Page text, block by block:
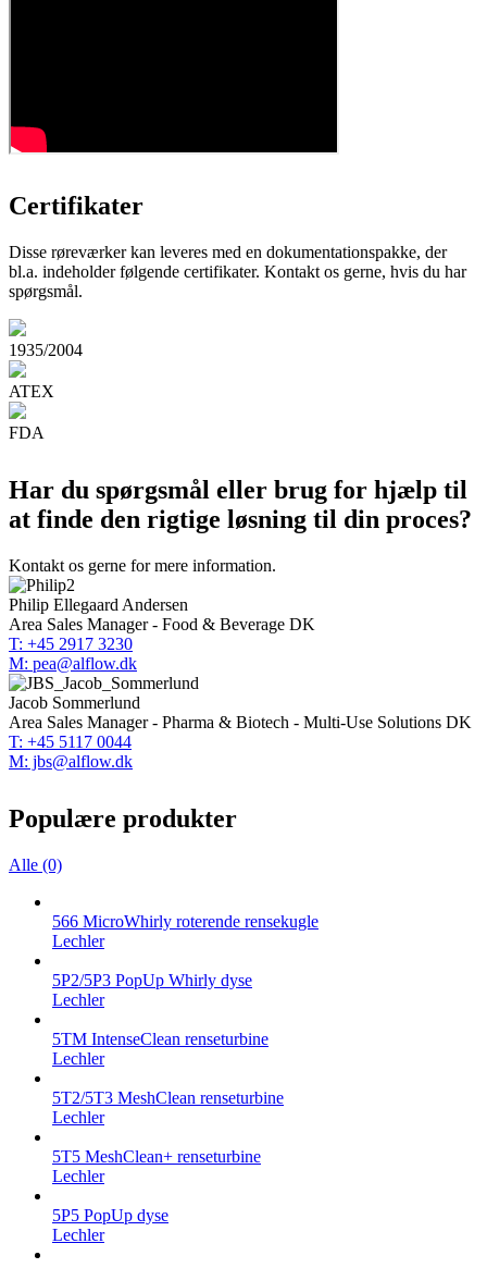
Certifikater
Disse røreværker kan leveres med en dokumentationspakke, der
bl.a. indeholder følgende certifikater. Kontakt os gerne, hvis du har
spørgsmål.
1935/2004
ATEX
FDA
Har du spørgsmål eller brug for hjælp til
at finde den rigtige løsning til din proces?
Kontakt os gerne for mere information.
Philip Ellegaard Andersen
Area Sales Manager - Food & Beverage DK
T: +45 2917 3230
M: pea@alflow.dk
Jacob Sommerlund
Area Sales Manager - Pharma & Biotech - Multi-Use Solutions DK
T: +45 5117 0044
M: jbs@alflow.dk
Populære produkter
Alle (0)
566 MicroWhirly roterende rensekugle
Lechler
5P2/5P3 PopUp Whirly dyse
Lechler
5TM IntenseClean renseturbine
Lechler
5T2/5T3 MeshClean renseturbine
Lechler
5T5 MeshClean+ renseturbine
Lechler
5P5 PopUp dyse
Lechler